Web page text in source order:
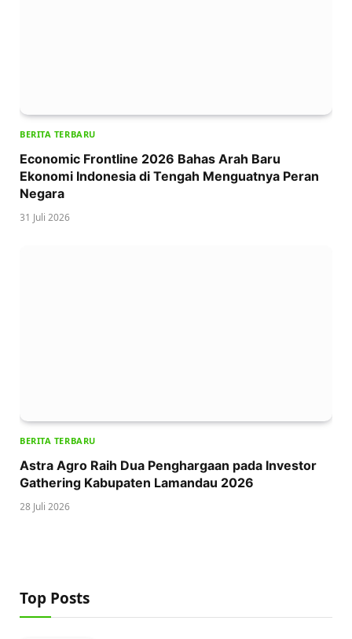
BERITA TERBARU
Economic Frontline 2026 Bahas Arah Baru
Ekonomi Indonesia di Tengah Menguatnya Peran
Negara
31 Juli 2026
BERITA TERBARU
Astra Agro Raih Dua Penghargaan pada Investor
Gathering Kabupaten Lamandau 2026
28 Juli 2026
Top Posts